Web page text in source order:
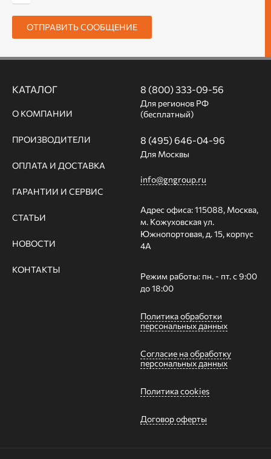
ОТПРАВИТЬ СООБЩЕНИЕ
КАТАЛОГ
О КОМПАНИИ
ПРОИЗВОДИТЕЛИ
ОПЛАТА И ДОСТАВКА
ГАРАНТИИ И СЕРВИС
СТАТЬИ
НОВОСТИ
КОНТАКТЫ
8 (800) 333-09-56
Для регионов РФ
(бесплатный)
8 (495) 646-04-96
Для Москвы
info@gngroup.ru
Адрес офиса: 115088, Москва,
м. Кожуховская ул.
Южнопортовая, д. 15, корпус
4А
Режим работы: пн. - пт. с 9:00
до 18:00
Политика обработки
персональных данных
Согласие на обработку
персональных данных
Политика cookies
Договор оферты